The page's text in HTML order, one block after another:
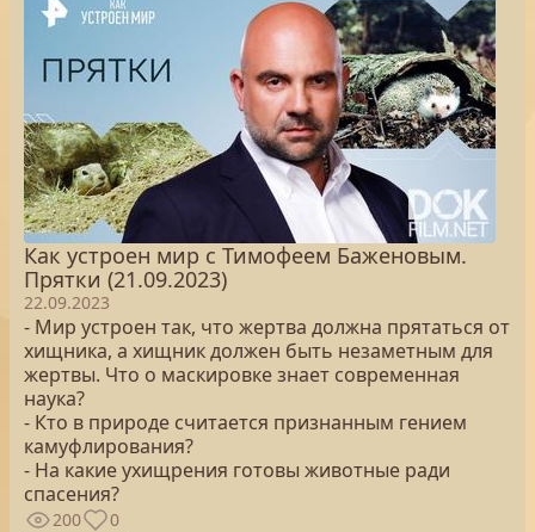
Как устроен мир с Тимофеем Баженовым.
Прятки (21.09.2023)
22.09.2023
- Мир устроен так, что жертва должна прятаться от
хищника, а хищник должен быть незаметным для
жертвы. Что о маскировке знает современная
наука?
- Кто в природе считается признанным гением
камуфлирования?
- На какие ухищрения готовы животные ради
спасения?
200 0